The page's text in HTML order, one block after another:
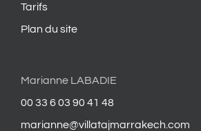
Tarifs
Plan du site
Marianne LABADIE
00 33 6 03 90 41 48
marianne@villatajmarrakech.com